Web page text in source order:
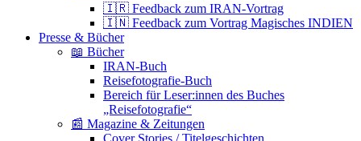
🇮🇷 Feedback zum IRAN-Vortrag
🇮🇳 Feedback zum Vortrag Magisches INDIEN
Presse & Bücher
📖 Bücher
IRAN-Buch
Reisefotografie-Buch
Bereich für Leser:innen des Buches
„Reisefotografie“
📰 Magazine & Zeitungen
Cover Stories / Titelgeschichten